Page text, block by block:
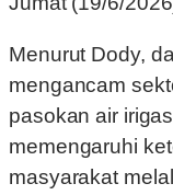
Menurut Dody,
mengancam
pasokan air
memengaruhi
masyarakat